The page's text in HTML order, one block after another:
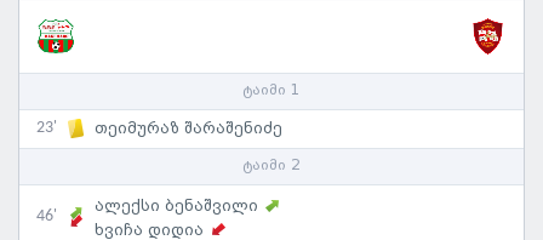
ტაიმი 1
23' თეიმურაზ შარაშენიძე
ტაიმი 2
46'
ალექსი ბენაშვილი
ხვიჩა დიდია